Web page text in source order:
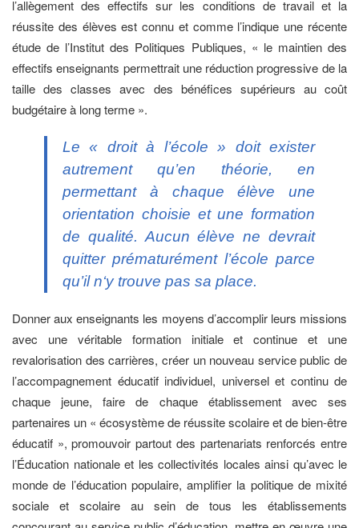
l’allègement des effectifs sur les conditions de travail et la
réussite des élèves est connu et comme l’indique une récente
étude de l’Institut des Politiques Publiques, « le maintien des
effectifs enseignants permettrait une réduction progressive de la
taille des classes avec des bénéfices supérieurs au coût
budgétaire à long terme ».
Le « droit à l’école » doit exister
autrement qu’en théorie, en
permettant à chaque élève une
orientation choisie et une formation
de qualité. Aucun élève ne devrait
quitter prématurément l’école parce
qu’il n‘y trouve pas sa place.
Donner aux enseignants les moyens d’accomplir leurs missions
avec une véritable formation initiale et continue et une
revalorisation des carrières, créer un nouveau service public de
l’accompagnement éducatif individuel, universel et continu de
chaque jeune, faire de chaque établissement avec ses
partenaires un « écosystème de réussite scolaire et de bien-être
éducatif », promouvoir partout des partenariats renforcés entre
l’Éducation nationale et les collectivités locales ainsi qu’avec le
monde de l’éducation populaire, amplifier la politique de mixité
sociale et scolaire au sein de tous les établissements